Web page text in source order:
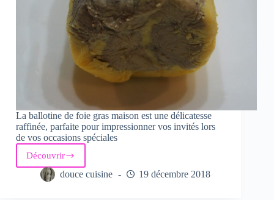
La ballotine de foie gras maison est une délicatesse
raffinée, parfaite pour impressionner vos invités lors
de vos occasions spéciales
DécouvrirBallotine
de
foie
douce cuisine 19 décembre 2018